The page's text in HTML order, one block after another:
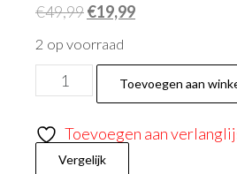
€49,99€19,99
2 op voorraad
Toevoegen aan
Toevoegen aan
Vergelijk